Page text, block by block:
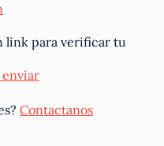
link para verificar tu
enviar
Contactanos